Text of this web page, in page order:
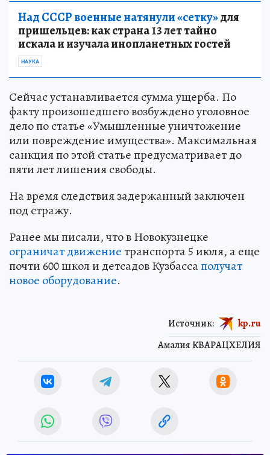
Над СССР военные натянули «сетку»для
пришельцев: как страна 13 лет тайно
искала и изучала инопланетных гостей
НАУКА
Сейчас устанавливается сумма ущерба. По
факту произошедшего возбуждено уголовное
дело по статье «Умышленные уничтожение
или повреждение имущества». Максимальная
санкция по этой статье предусматривает до
пяти лет лишения свободы.
На время следствия задержанный заключен
под стражу.
Ранее мы писали, что в Новокузнецке
ограничат движениетранспорта 5 июля, а еще
почти 600 школ и детсадов Кузбассаполучат
новое оборудование.
Амалия КВАРАЦХЕЛИЯ
Источник: kp.ru